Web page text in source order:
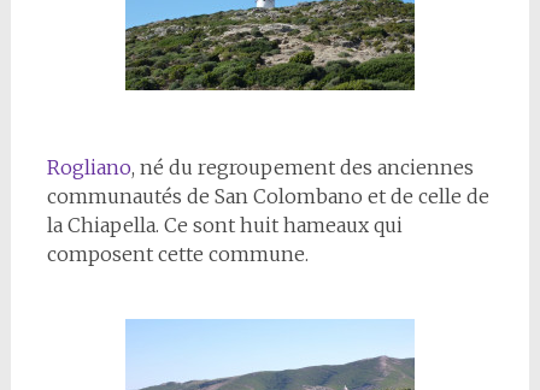
Rogliano, né du regroupement des anciennes
communautés de San Colombano et de celle de
la Chiapella. Ce sont huit hameaux qui
composent cette commune.